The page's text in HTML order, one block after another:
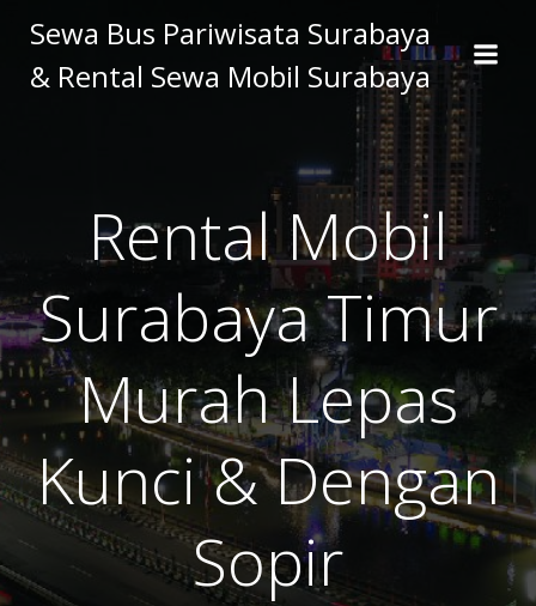
to
content
Sewa Bus Pariwisata Surabaya
& Rental Sewa Mobil Surabaya
Rental Mobil
Surabaya Timur
Murah Lepas
Kunci & Dengan
Sopir